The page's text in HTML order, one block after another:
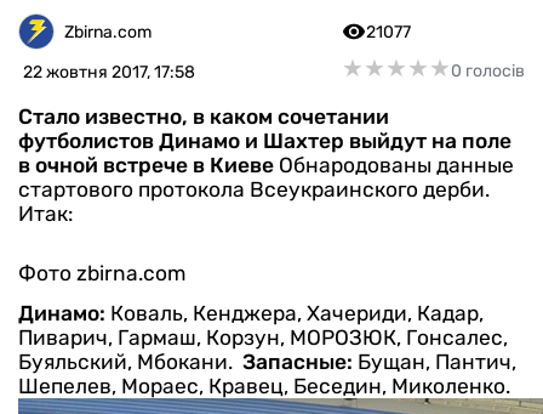
РІЗНЕZbirna.com
22 жовтня 2017, 17:58
21077
★★★★★
★★★★★0 голосів
Стало известно, в каком сочетании
футболистов Динамо и Шахтер выйдут на поле
в очной встрече в Киеве Обнародованы данные
стартового протокола Всеукраинского дерби.
Итак:
Фото zbirna.com
Динамо: Коваль, Кенджера, Хачериди, Кадар,
Пиварич, Гармаш, Корзун, МОРОЗЮК, Гонсалес,
Буяльский, Мбокани. Запасные: Бущан, Пантич,
Шепелев, Мораес, Кравец, Беседин, Миколенко.